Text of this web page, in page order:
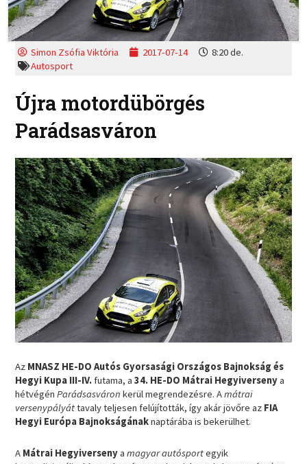
Simon Zsófia Viktória 2017-07-14
8:20 de.
Autosport
Újra motordübörgés
Parádsasváron
Az MNASZ HE-DO Autós Gyorsasági Országos Bajnokság és
Hegyi Kupa III-IV.futama, a34. HE-DO Mátrai Hegyiversenya
hétvégénParádsasváron kerül megrendezésre. Amátrai
versenypályáttavaly teljesen felújították, így akár jövőre az FIA
Hegyi Európa Bajnokságánaknaptárába is bekerülhet.
A Mátrai Hegyiversenyamagyar autósportegyik